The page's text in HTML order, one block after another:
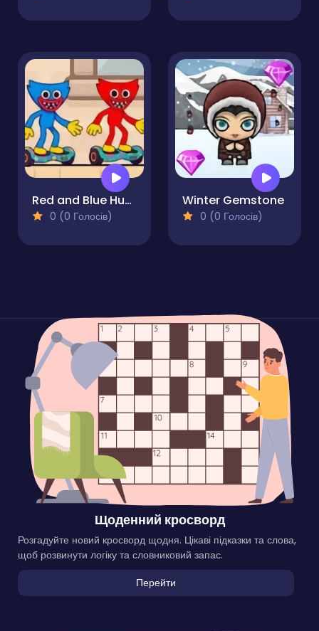
Red and Blue Hugli Wugli
0 (0 Голосів)
Winter Gemstone
0 (0 Голосів)
Щоденний кросворд
Розгадуйте новий кросворд щодня. Цікаві підказки та слова,
щоб розвинути логіку та словниковий запас.
Перейти